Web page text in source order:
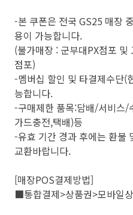
-본 쿠폰은 전국 GS25 매장
용이 가능합니다.
(불가매장 : 군부대PX점포
점포)
-멤버십 할인 및 타결제수단(
능합니다.
-구매제한 품목:담배/서비스/
가드충전,택배)등
-유효 기간 경과 후에는 환불
교환바랍니다.
[매장POS결제방법]
■통합결제>상품권>모바일